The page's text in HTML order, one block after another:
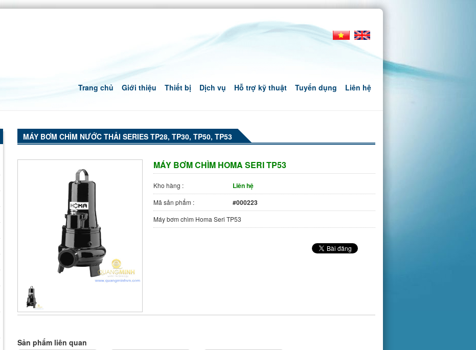
Trang chủ Giới thiệu Thiết bị Dịch vụ Hỗ trợ kỹ thuật Tuyển dụng Liên hệ
MÁY BƠM CHÌM NƯỚC THẢI SERIES TP28, TP30, TP50, TP53
MÁY BƠM CHÌM HOMA SERI TP53
Kho hàng : Liên hệ
Mã sản phẩm : #000223
Máy bơm chìm Homa Seri TP53
Sản phẩm liên quan